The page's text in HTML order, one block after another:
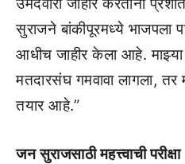
उमेदवारी जाहीर करताना
सुराजने बांकीपूरमध्ये भाजपला
आधीच जाहीर केला आहे. माझ्या
मतदारसंघ गमवावा लागला, तर
तयार आहे.”
जन सुराजसाठी महत्त्वाची परीक्षा